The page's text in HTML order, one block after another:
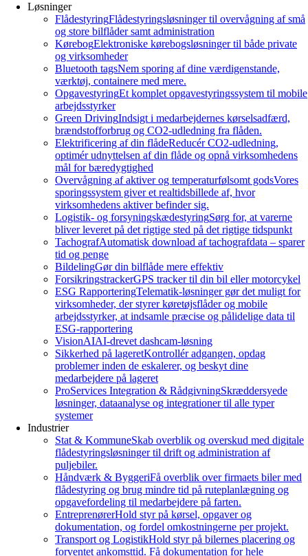
Løsninger
FlådestyringFlådestyringsløsninger til overvågning af små
og store bilflåder samt administration
KørebogElektroniske kørebogsløsninger til både private
og virksomheder
Bluetooth tagsNem sporing af dine værdigenstande,
værktøj, containere med mere.
OpgavestyringEt komplet opgavestyringssystem til mobile
arbejdsstyrker
Green DrivingIndsigt i medarbejdernes kørselsadfærd,
brændstofforbrug og CO2-udledning fra flåden.
Elektrificering af din flådeReducér CO2-udledning,
optimér udnyttelsen af din flåde og opnå virksomhedens
mål for bæredygtighed
Overvågning af aktiver og temperaturfølsomt godsVores
sporingssystem giver et realtidsbillede af, hvor
virksomhedens aktiver befinder sig.
Logistik- og forsyningskædestyringSørg for, at varerne
bliver leveret på det rigtige sted på det rigtige tidspunkt
TachografAutomatisk download af tachografdata – sparer
tid og penge
BildelingGør din bilflåde mere effektiv
ForsikringstrackerGPS tracker til din bil eller motorcykel
ESG RapporteringTelematik-løsninger gør det muligt for
virksomheder, der styrer køretøjsflåder og mobile
arbejdsstyrker, at indsamle præcise og pålidelige data til
ESG-rapportering
VisionAIAI-drevet dashcam-løsning
Sikkerhed på lageretKontrollér adgangen, opdag
problemer inden de eskalerer, og beskyt dine
medarbejdere på lageret
ProServices Integration & RådgivningSkræddersyede
løsninger, dataanalyse og integrationer til alle typer
systemer
Industrier
Stat & KommuneSkab overblik og overskud med digitale
flådestyringsløsninger til drift og administration af
puljebiler.
Håndværk & ByggeriFå overblik over firmaets biler med
flådestyring og brug mindre tid på ruteplanlægning og
opgavefordeling til medarbejdere på farten.
EntreprenørerHold styr på kørsel, opgaver og
dokumentation, og fordel omkostningerne per projekt.
Transport og LogistikHold styr på bilernes placering og
forventet ankomsttid. Få dokumentation for hele